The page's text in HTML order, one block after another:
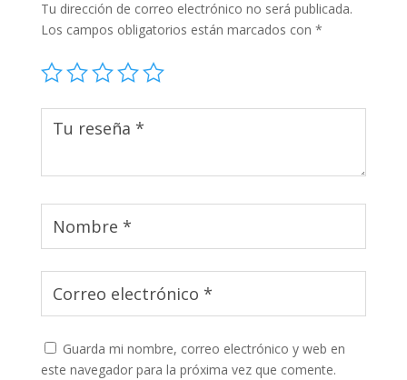
Tu dirección de correo electrónico no será publicada.
Los campos obligatorios están marcados con *
Guarda mi nombre, correo electrónico y web en
este navegador para la próxima vez que comente.